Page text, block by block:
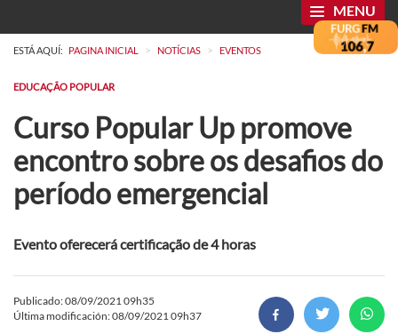
MENU
ESTÁ AQUÍ: PAGINA INICIAL > NOTÍCIAS > EVENTOS
EDUCAÇÃO POPULAR
Curso Popular Up promove
encontro sobre os desafios do
período emergencial
Evento oferecerá certificação de 4 horas
Publicado: 08/09/2021 09h35
Última modificación: 08/09/2021 09h37